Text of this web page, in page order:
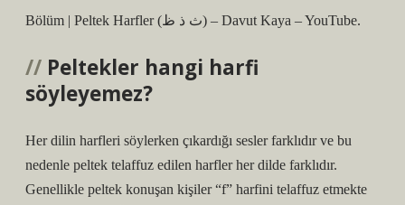
Bölüm | Peltek Harfler (ث ذ ظ) – Davut Kaya – YouTube.
Peltekler hangi harfi
söyleyemez?
Her dilin harfleri söylerken çıkardığı sesler farklıdır ve bu
nedenle peltek telaffuz edilen harfler her dilde farklıdır.
Genellikle peltek konuşan kişiler “f” harfini telaffuz etmekte